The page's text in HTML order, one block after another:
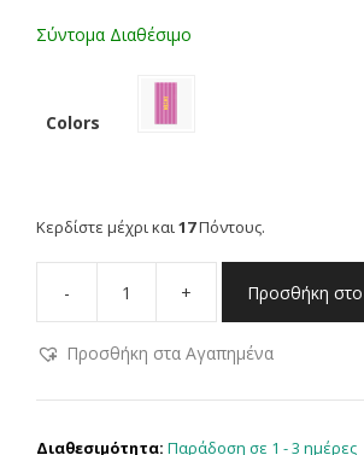
Σύντομα Διαθέσιμο
Colors
Κερδίστε μέχρι και 17Πόντους.
-
NEF
HOMEWARE
ΘΑΛΑΣΣΗΣ
+ Προσθήκη στο
Προσθήκη στα Αγαπημένα
Διαθεσιμότητα: Παράδοση σε 1 - 3 ημέρες